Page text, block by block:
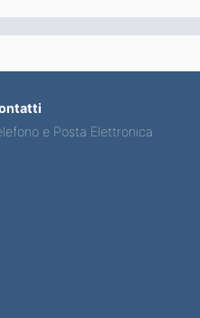
e Posta Elettronica